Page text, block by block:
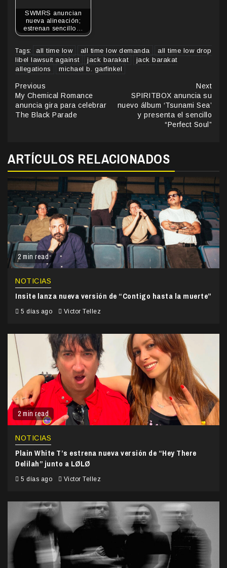
SWMRS anuncian
nueva alineación;
estrenan sencillo…
Tags: all time low all time low demanda
all time low drop
libel lawsuit against
jack barakat
jack barakat
allegations
michael b. garfinkel
Continue
Reading
Previous
My Chemical Romance
anuncia gira para celebrar
The Black Parade
Next
SPIRITBOX anuncia su
nuevo álbum ‘Tsunami Sea’
y presenta el sencillo
“Perfect Soul”
ARTÍCULOS RELACIONADOS
2 min read
NOTICIAS
Insite lanza nueva versión de “Contigo hasta la muerte”
5 días ago Victor Tellez
2 min read
NOTICIAS
Plain White T’s estrena nueva versión de “Hey There
Delilah” junto a LØLØ
5 días ago Victor Tellez